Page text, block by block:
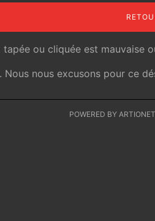
ou cliquée est
nous excusons pour ce
POWERED BY ARTIONET